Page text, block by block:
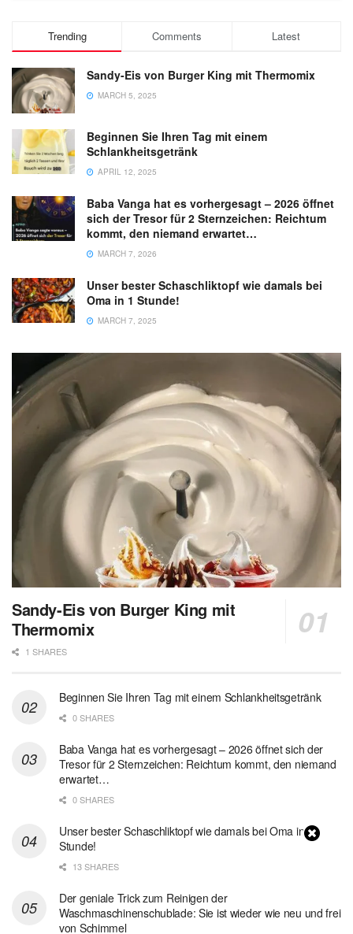
Trending Comments Latest
Sandy-Eis von Burger King mit Thermomix
MARCH 5, 2025
Beginnen Sie Ihren Tag mit einem
Schlankheitsgetränk
APRIL 12, 2025
Baba Vanga hat es vorhergesagt – 2026 öffnet
sich der Tresor für 2 Sternzeichen: Reichtum
kommt, den niemand erwartet…
MARCH 7, 2026
Unser bester Schaschliktopf wie damals bei
Oma in 1 Stunde!
MARCH 7, 2025
Sandy-Eis von Burger King mit
Thermomix
1 SHARES
Beginnen Sie Ihren Tag mit einem Schlankheitsgetränk
0 SHARES
Baba Vanga hat es vorhergesagt – 2026 öffnet sich der
Tresor für 2 Sternzeichen: Reichtum kommt, den niemand
erwartet…
0 SHARES
Unser bester Schaschliktopf wie damals bei Oma in 1
Stunde!
13 SHARES
Der geniale Trick zum Reinigen der
Waschmaschinenschublade: Sie ist wieder wie neu und frei
von Schimmel